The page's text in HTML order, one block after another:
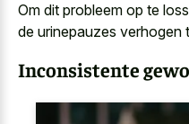
Om dit probleem op te
de urinepauzes verhogen
Inconsistente